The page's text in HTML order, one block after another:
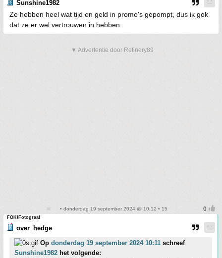
Sunshine1982
Ze hebben heel wat tijd en geld in promo's gepompt, dus ik gok
dat ze er wel vertrouwen in hebben.
▼ Advertentie door Refinery89
• donderdag 19 september 2024 @ 10:12 • 15
FOK!Fotograaf
over_hedge
Op donderdag 19 september 2024 10:11 schreef
Sunshine1982 het volgende: